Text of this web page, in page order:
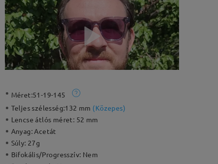
Méret:51-19-145
Teljes szélesség:132 mm (Közepes)
Lencse átlós méret: 52 mm
Anyag:Acetát
Súly: 27g
Bifokális/Progresszív: Nem